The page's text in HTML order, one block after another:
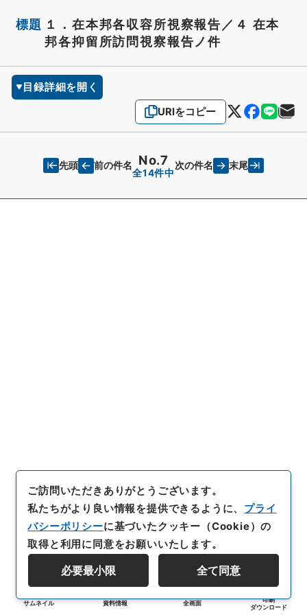
標題 １．在本邦各収容所視察報告／４ 在本
邦各抑留所訪問視察報告ノ件
目録詳細を開く
URIをコピー
先頭 前の件名 No.7
全14件中
次の件名 末尾
サムネイル 資料情報 全画面
印刷
ダウンロード
ご訪問いただきありがとうございます。
私たちがより良い情報を提供できるように、 プライ
バシーポリシーに基づいたクッキー（Cookie）の
取得と利用に同意をお願いいたします。
必要最小限 全て同意